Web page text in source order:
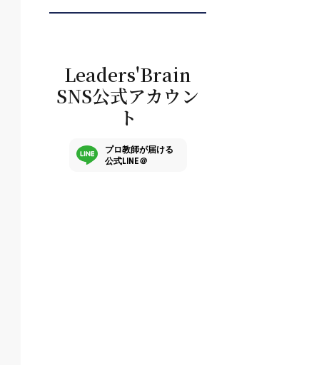
Leaders'Brain
SNS公式アカウン
ト
プロ教師が届ける
公式LINE＠